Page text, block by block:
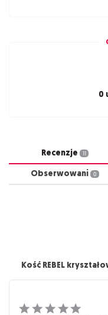
0
Recenzje 11
Obserwowani 0
Kość REBEL